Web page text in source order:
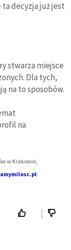
ta decyzja już jest
stwarza miejsce
Dla tych,
na to sposobów.
na
w Krakowie,
.